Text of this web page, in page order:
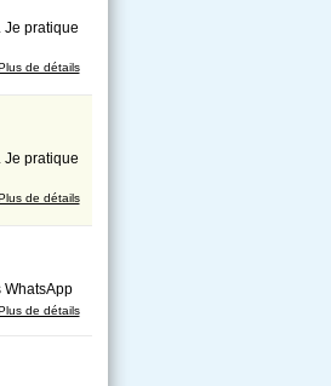
Je pratique
de détails
Je pratique
de détails
WhatsApp
de détails